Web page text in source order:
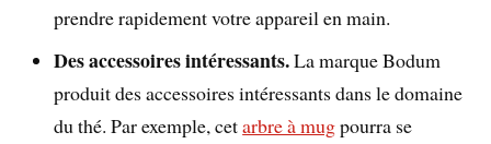
prendre rapidement votre appareil en main.
Des accessoires intéressants.La marque Bodum
produit des accessoires intéressants dans le domaine
du thé. Par exemple, cetarbre à mugpourra se